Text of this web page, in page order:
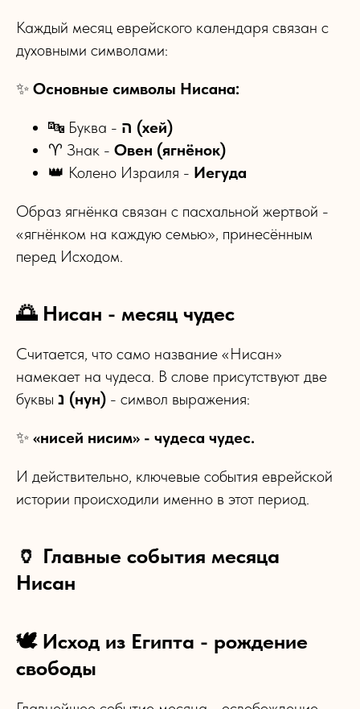
Каждый месяц еврейского календаря связан с
духовными символами:
✨ Основные символы Нисана:
🔤 Буква -
ה (хей)
♈ Знак - Овен (ягнёнок)
👑 Колено Израиля - Иегуда
Образ ягнёнка связан с пасхальной жертвой -
«ягнёнком на каждую семью», принесённым
перед Исходом.
🌅 Нисан - месяц чудес
Считается, что само название «Нисан»
намекает на чудеса. В слове присутствуют две
буквы
נ (нун) - символ выражения:
✨ «нисей нисим» - чудеса чудес.
И действительно, ключевые события еврейской
истории происходили именно в этот период.
🏺 Главные события месяца
Нисан
🕊 Исход из Египта - рождение
свободы